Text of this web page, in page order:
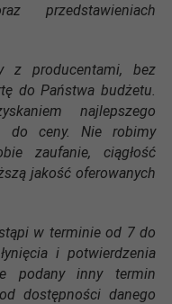
przedstawieniach
z producentami, bez
do Państwa budżetu.
najlepszego
do ceny. Nie robimy
zaufanie, ciągłość
jakość oferowanych
w terminie od 7 do
i potwierdzenia
podany inny termin
dostępności danego